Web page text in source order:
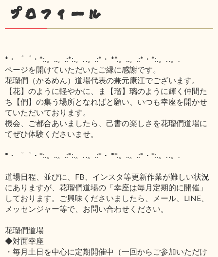
プロフィール
*・゜゜・*:.。..。.:*:.。. .。.:*・ **.。..。.:*・*:.。. .。.
ページを開けていただいたご縁に感謝です。
花瑠們（かるめん）道場代表の兼元康江でございます。
【花】のように軽やかに、ま【瑠】璃のように輝く仲間た
ち【們】の集う場所となればと願い、いつも幸座を開かせ
ていただいております。
機会、ご都合あいましたら、己書の楽しさを花瑠們道場に
てぜひ体験くださいませ。
*・゜゜・*:.。..。.:*:.。. .。.:*・ **.。..。.:*・*:.。. .。.
道場日程、並びに、FB、インスタ等更新作業が難しい状況
にありますが、花瑠們道場の「幸座は毎月定期的に開催」
しております。ご興味くださいましたら、メール、LINE、
メッセンジャー等で、お問い合わせください。
花瑠們道場
◆対面幸座
・毎月土日を中心に定期開催中（一回からご参加いただけ